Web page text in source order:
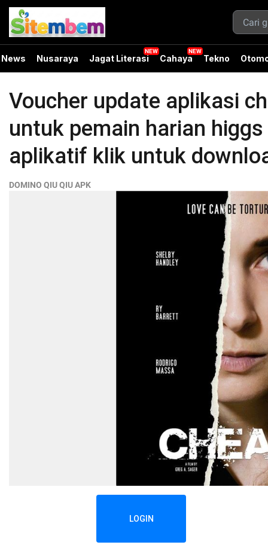
News Nusaraya Jagat Literasi Cahaya Tekno
Voucher update aplikasi
untuk pemain harian higgs
aplikatif klik untuk
DOMINO QIU QIU APK
LOGIN